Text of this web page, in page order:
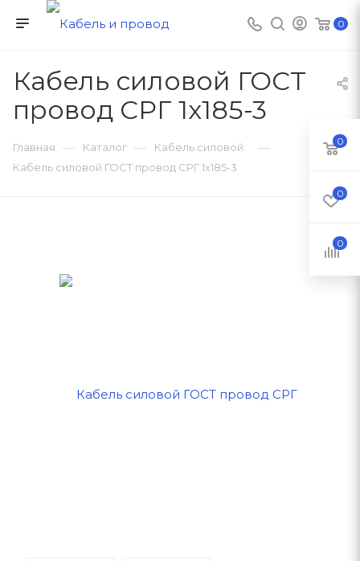
0
Кабель силовой ГОСТ
провод СРГ 1х185-3
Главная — Каталог — Кабель силовой —
Кабель силовой ГОСТ провод СРГ 1х185-3
0
0
0